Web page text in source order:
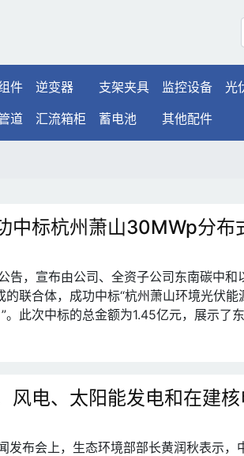
件 逆变器 支架夹具 监控设备
光
道
汇流箱柜 蓄电池 其他配件
中标杭州萧山30MWp分布
告，宣布由公司、全资子公司东南碳中和
联合体，成功中标“杭州萧山环境光伏能
此次中标的总金额为1.45亿元，展示了
技术。
风电、太阳能发电和在建核
布会上，生态环境部部长黄润秋表示，